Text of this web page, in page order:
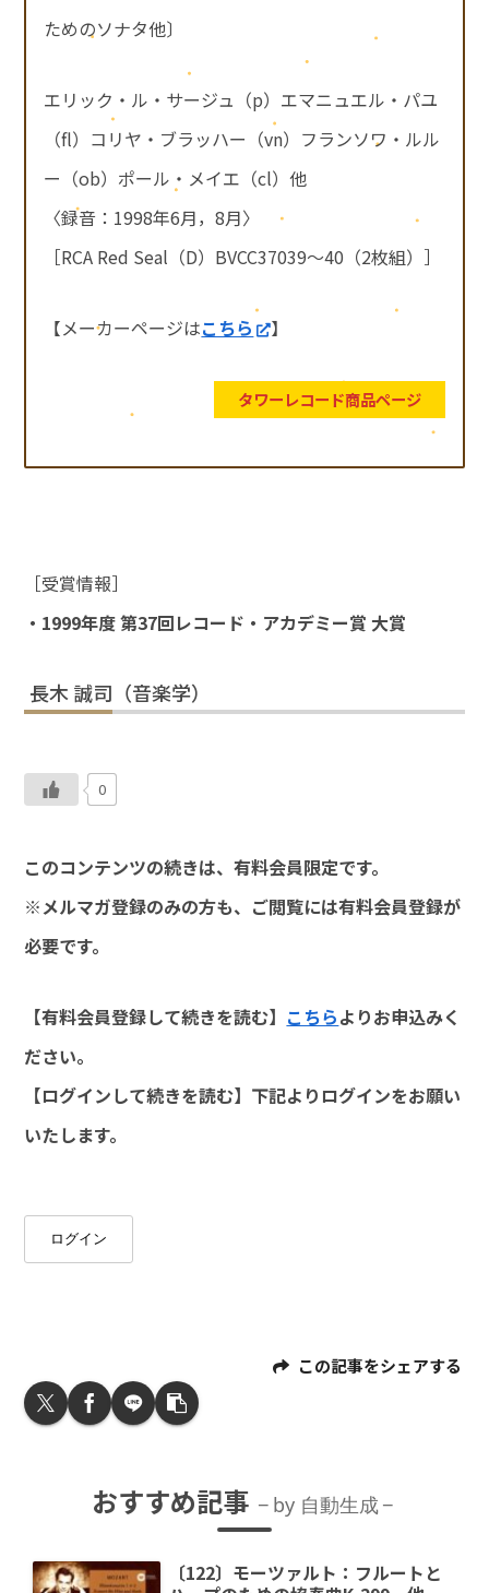
ためのソナタ他〕
エリック・ル・サージュ（p）エマニュエル・パユ
（fl）コリヤ・ブラッハー（vn）フランソワ・ルル
ー（ob）ポール・メイエ（cl）他
〈録音：1998年6月，8月〉
［RCA Red Seal（D）BVCC37039～40（2枚組）］
【メーカーページはこちら 】
タワーレコード商品ページ
［受賞情報］
・1999年度 第37回レコード・アカデミー賞 大賞
長木 誠司（音楽学）
0
このコンテンツの続きは、有料会員限定です。
※メルマガ登録のみの方も、ご閲覧には有料会員登録が
必要です。
【有料会員登録して続きを読む】 こちらよりお申込みく
ださい。
【ログインして続きを読む】下記よりログインをお願い
いたします。
ログイン
この記事をシェアする
おすすめ記事 by 自動生成
〔122〕モーツァルト：フルートと